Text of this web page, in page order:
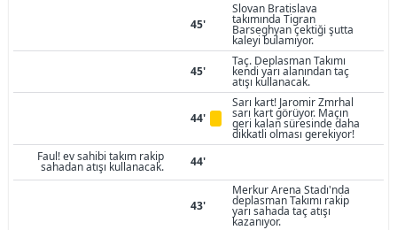
45'
Slovan Bratislava
takımında Tigran
Barseghyan çektiği şutta
kaleyi bulamıyor.
45'
Taç. Deplasman Takımı
kendi yarı alanından taç
atışı kullanacak.
44'
Sarı kart! Jaromir Zmrhal
sarı kart görüyor. Maçın
geri kalan süresinde daha
dikkatli olması gerekiyor!
Faul! ev sahibi takım rakip
sahadan atışı kullanacak. 44'
43'
Merkur Arena Stadı'nda
deplasman Takımı rakip
yarı sahada taç atışı
kazanıyor.